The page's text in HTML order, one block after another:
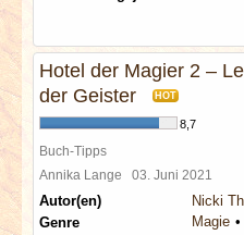
Hotel der Magier 2 –
der Geister
HOT
8,7
Buch-Tipps
Annika Lange 03. Juni 2021
Autor(en)
Nicki
Genre
Magie